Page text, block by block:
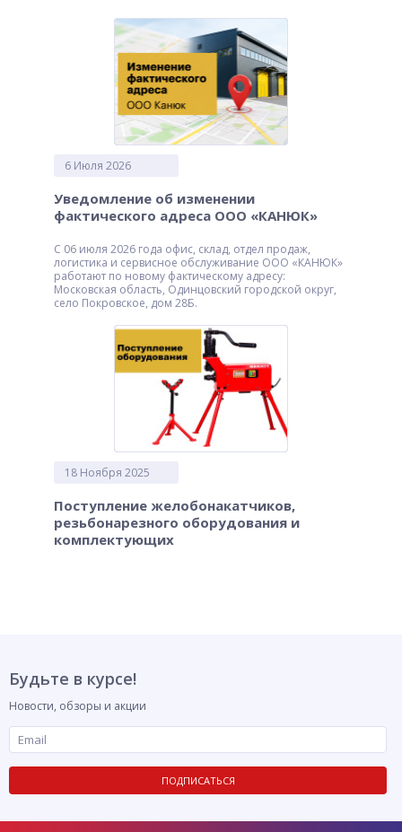
6 Июля 2026
Уведомление об изменении
фактического адреса ООО «КАНЮК»
С 06 июля 2026 года офис, склад, отдел продаж,
логистика и сервисное обслуживание ООО «КАНЮК»
работают по новому фактическому адресу:
Московская область, Одинцовский городской округ,
село Покровское, дом 28Б.
18 Ноября 2025
Поступление желобонакатчиков,
резьбонарезного оборудования и
комплектующих
Будьте в курсе!
Новости, обзоры и акции
ПОДПИСАТЬСЯ